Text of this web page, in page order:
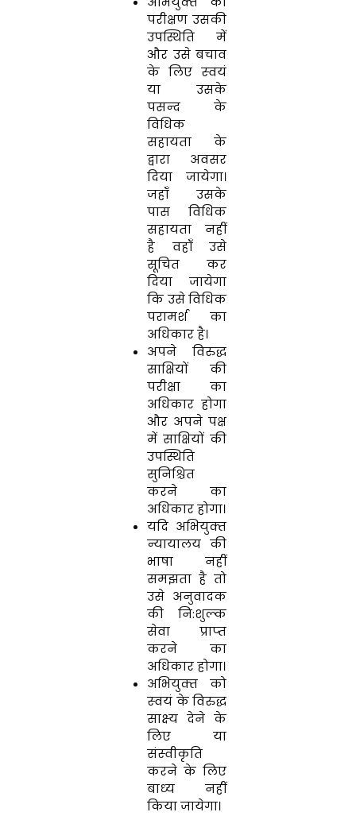
परीक्षण उसकी
उपस्थिति में
और उसे बचाव
के लिए स्‍वयं
या उसके
पसन्‍द के
विधिक
सहायता के
द्वारा अवसर
दिया जायेगा।
जहॉं उसके
पास विधिक
सहायता नहीं
है वहॉं उसे
सूचित कर
दिया जायेगा
कि उसे विधिक
परामर्श का
अधिकार है।
अपने विरुद्ध
साक्षियों की
परीक्षा का
अधिकार होगा
और अपने पक्ष
में साक्षियों की
उपस्थिति
सुनिश्चित
करने का
अधिकार होगा।
यदि अभियुक्‍त
न्‍यायालय की
भाषा नहीं
समझता है तो
उसे अनुवादक
की नि:शुल्‍क
सेवा प्राप्‍त
करने का
अधिकार होगा।
अभियुक्‍त को
स्‍वयं के विरुद्ध
साक्ष्‍य देने के
लिए या
संस्‍वीकृति
करने के लिए
बाध्‍य नहीं
किया जायेगा।